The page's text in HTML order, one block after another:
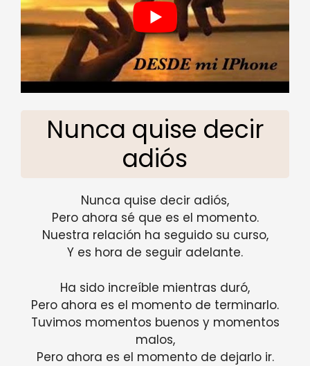
Nunca quise decir
adiós
Nunca quise decir adiós,
Pero ahora sé que es el momento.
Nuestra relación ha seguido su curso,
Y es hora de seguir adelante.
Ha sido increíble mientras duró,
Pero ahora es el momento de terminarlo.
Tuvimos momentos buenos y momentos
malos,
Pero ahora es el momento de dejarlo ir.